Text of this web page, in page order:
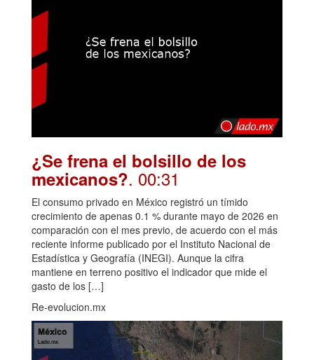
¿Se frena el bolsillo de los
mexicanos?. 00:31
El consumo privado en México registró un tímido
crecimiento de apenas 0.1 % durante mayo de 2026 en
comparación con el mes previo, de acuerdo con el más
reciente informe publicado por el Instituto Nacional de
Estadística y Geografía (INEGI). Aunque la cifra
mantiene en terreno positivo el indicador que mide el
gasto de los […]
Re-evolucion.mx